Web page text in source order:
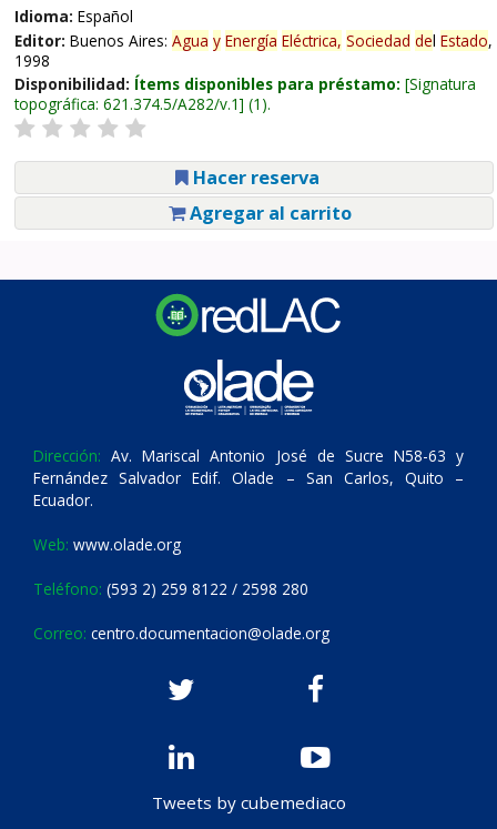
Idioma: Español
Editor: Buenos Aires: Agua y Energía Eléctrica, Sociedad del Estado,
1998
Disponibilidad: Ítems disponibles para préstamo: Signatura
topográfica: 621.374.5/A282/v.1 (1).
Hacer reserva
Agregar al carrito
Dirección: Av. Mariscal Antonio José de Sucre N58-63 y
Fernández Salvador Edif. Olade – San Carlos, Quito –
Ecuador.
Web: www.olade.org
Teléfono: (593 2) 259 8122 / 2598 280
Correo: centro.documentacion@olade.org
Tweets by cubemediaco